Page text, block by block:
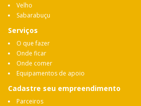
Velho
Sabarabuçu
Serviços
O que fazer
Onde ficar
Onde comer
Equipamentos de apoio
Cadastre seu empreendimento
Parceiros